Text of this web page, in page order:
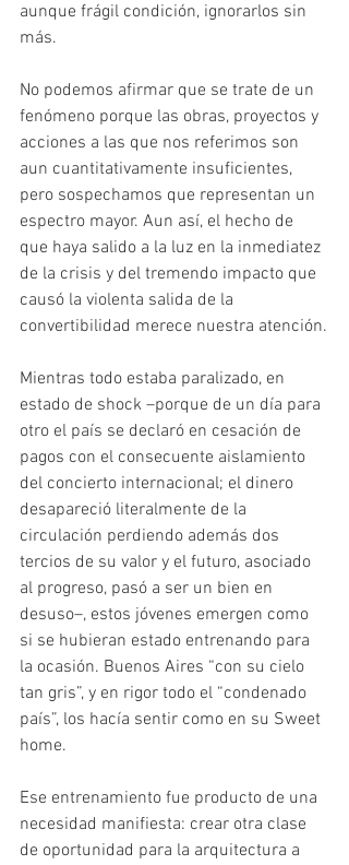
aunque frágil condición, ignorarlos sin
más.
No podemos afirmar que se trate de un
fenómeno porque las obras, proyectos y
acciones a las que nos referimos son
aun cuantitativamente insuficientes,
pero sospechamos que representan un
espectro mayor. Aun así, el hecho de
que haya salido a la luz en la inmediatez
de la crisis y del tremendo impacto que
causó la violenta salida de la
convertibilidad merece nuestra atención.
Mientras todo estaba paralizado, en
estado de shock –porque de un día para
otro el país se declaró en cesación de
pagos con el consecuente aislamiento
del concierto internacional; el dinero
desapareció literalmente de la
circulación perdiendo además dos
tercios de su valor y el futuro, asociado
al progreso, pasó a ser un bien en
desuso–, estos jóvenes emergen como
si se hubieran estado entrenando para
la ocasión. Buenos Aires “con su cielo
tan gris”, y en rigor todo el “condenado
país”, los hacía sentir como en su Sweet
home.
Ese entrenamiento fue producto de una
necesidad manifiesta: crear otra clase
de oportunidad para la arquitectura a